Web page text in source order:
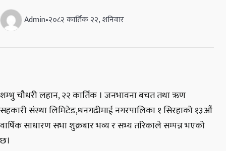
Admin•२०८२ कार्तिक २२, शनिवार
शम्भु चौधरी लहान, २२ कार्तिक । जनभावना बचत तथा ऋण
सहकारी संस्था लिमिटेड,धनगढीमाई नगरपालिका १ सिरहाको १३औं
वार्षिक साधारण सभा शुक्रबार भव्य र सभ्य तरिकाले सम्पन्न भएको
छ।